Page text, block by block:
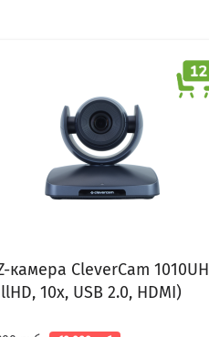
камера CleverCam 1010UH
10x, USB 2.0, HDMI)